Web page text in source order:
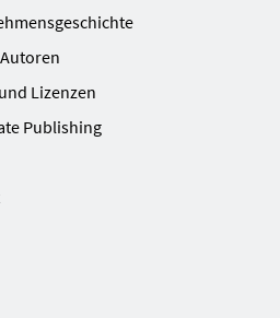
Lizenzen
Publishing